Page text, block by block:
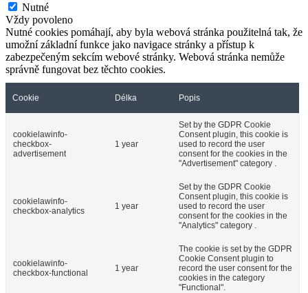
Nutné
Vždy povoleno
Nutné cookies pomáhají, aby byla webová stránka použitelná tak, že
umožní základní funkce jako navigace stránky a přístup k
zabezpečeným sekcím webové stránky. Webová stránka nemůže
správně fungovat bez těchto cookies.
Cookie Délka Popis
cookielawinfo-
checkbox-
advertisement
1 year
Set by the GDPR Cookie
Consent plugin, this cookie is
used to record the user
consent for the cookies in the
"Advertisement" category .
cookielawinfo-
checkbox-analytics
1 year
Set by the GDPR Cookie
Consent plugin, this cookie is
used to record the user
consent for the cookies in the
"Analytics" category .
cookielawinfo-
checkbox-functional
1 year
The cookie is set by the GDPR
Cookie Consent plugin to
record the user consent for the
cookies in the category
"Functional".